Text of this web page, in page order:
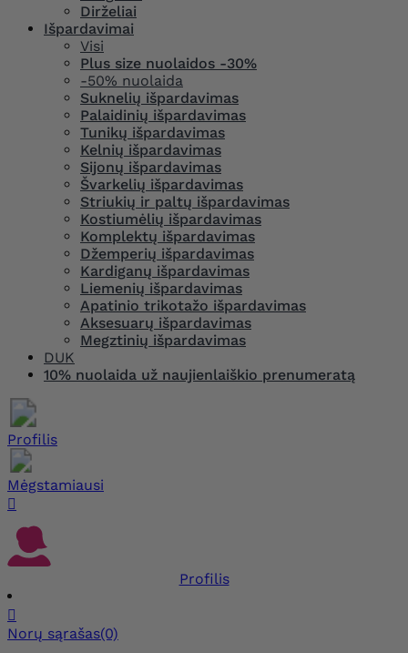
Dirželiai
Išpardavimai
Visi
Plus size nuolaidos -30%
-50% nuolaida
Suknelių išpardavimas
Palaidinių išpardavimas
Tunikų išpardavimas
Kelnių išpardavimas
Sijonų išpardavimas
Švarkelių išpardavimas
Striukių ir paltų išpardavimas
Kostiumėlių išpardavimas
Komplektų išpardavimas
Džemperių išpardavimas
Kardiganų išpardavimas
Liemenių išpardavimas
Apatinio trikotažo išpardavimas
Aksesuarų išpardavimas
Megztinių išpardavimas
DUK
10% nuolaida už naujienlaiškio prenumeratą
Profilis
Mėgstamiausi

Profilis

Norų sąrašas(0)